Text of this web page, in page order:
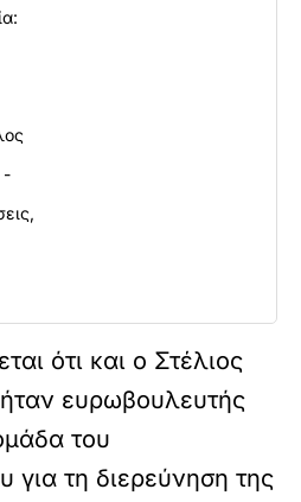
-
ότι και ο Στέλιος
ευρωβουλευτής
του
για τη διερεύνηση της